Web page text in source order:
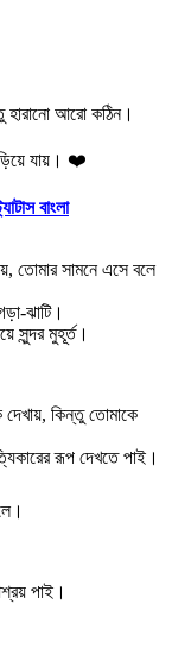
হারানো আরো কঠিন।
যায়। ❤️
বাংলা
তোমার সামনে এসে বলে
ঝাটি।
সুন্দর মুহূর্ত।
কিন্তু তোমাকে
রূপ দেখতে পাই।
পাই।